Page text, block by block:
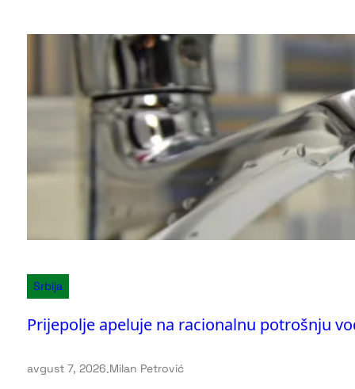
Srbija
Prijepolje apeluje na racionalnu potrošnju
avgust 7, 2026.Milan Petrović